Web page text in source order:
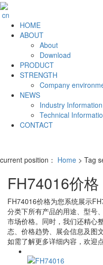
cn
HOME
ABOUT
About
Download
PRODUCT
STRENGTH
Company
NEWS
Industry Information
Technical
CONTACT
current position： Home > Tag
FH74016价格
FH74016价格为您系统展示
分类下所有产品的用途、型号
市场价格。同时，我们还精心
态、价格趋势、展会信息及图
如需了解更多详细内容，欢迎